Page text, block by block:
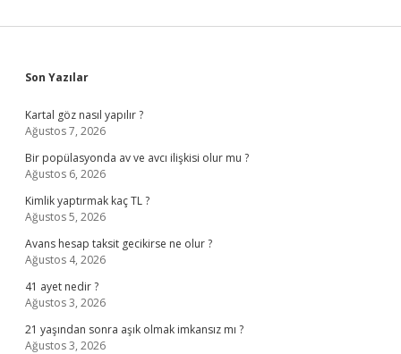
Sidebar
Son Yazılar
Kartal göz nasıl yapılır ?
Ağustos 7, 2026
Bir popülasyonda av ve avcı ilişkisi olur mu ?
Ağustos 6, 2026
Kimlik yaptırmak kaç TL ?
Ağustos 5, 2026
Avans hesap taksit gecikirse ne olur ?
Ağustos 4, 2026
41 ayet nedir ?
Ağustos 3, 2026
21 yaşından sonra aşık olmak imkansız mı ?
Ağustos 3, 2026